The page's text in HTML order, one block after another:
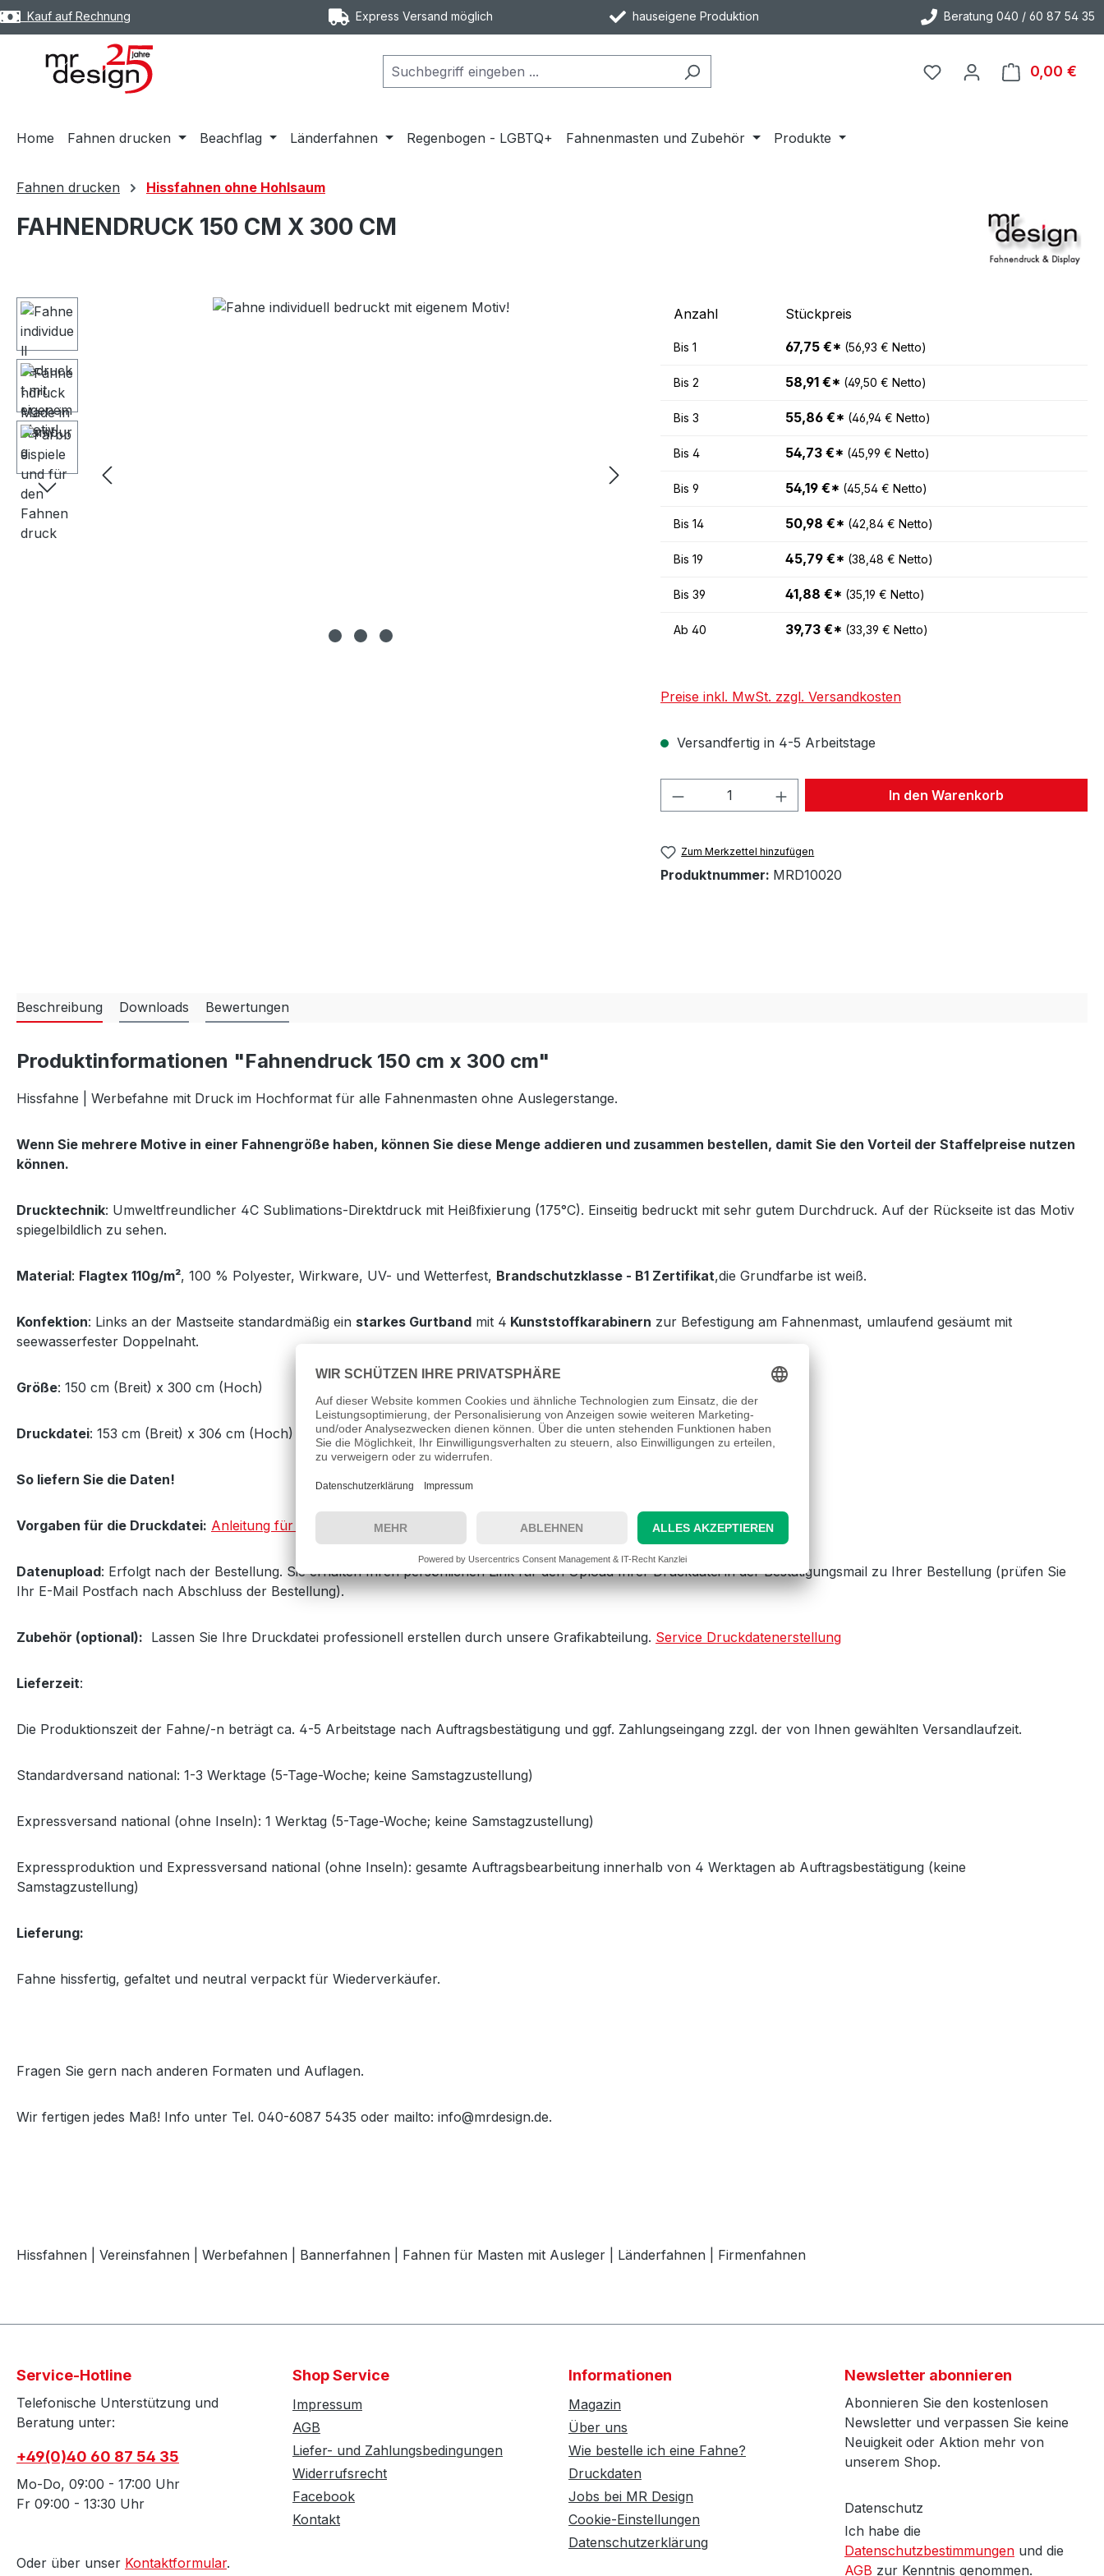
Hauptinhalt springen
Zur Suche springen
Zur Hauptnavigation springen
Kauf auf Rechnung Express Versand möglich hauseigene Produktion Beratung 040 / 60 87 54 35
0,00 €
Home Fahnen drucken Beachflag Länderfahnen Regenbogen - LGBTQ+ Fahnenmasten und Zubehör Produkte
Fahnen drucken Hissfahnen ohne Hohlsaum
FAHNENDRUCK 150 CM X 300 CM
Bildergalerie überspringen Anzahl Stückpreis
Bis 1 67,75 €* (56,93 € Netto)
Bis 2 58,91 €* (49,50 € Netto)
Bis 3 55,86 €* (46,94 € Netto)
Bis 4 54,73 €* (45,99 € Netto)
Bis 9 54,19 €* (45,54 € Netto)
Bis 14 50,98 €* (42,84 € Netto)
Bis 19 45,79 €* (38,48 € Netto)
Bis 39 41,88 €* (35,19 € Netto)
Ab 40 39,73 €* (33,39 € Netto)
Preise inkl. MwSt. zzgl. Versandkosten
Versandfertig in 4-5 Arbeitstage
Produkt Anzahl: Gib den gewünschten Wert
In den Warenkorb
Zum Merkzettel hinzufügen
Produktnummer: MRD10020
Beschreibung Downloads Bewertungen
Produktinformationen "Fahnendruck 150 cm x 300 cm"
Hissfahne | Werbefahne mit Druck im Hochformat für alle Fahnenmasten ohne Auslegerstange.
Wenn Sie mehrere Motive in einer Fahnengröße haben, können Sie diese Menge addieren und zusammen bestellen, damit Sie den Vorteil der Staffelpreise nutzen
können.
Drucktechnik: Umweltfreundlicher 4C Sublimations-Direktdruck mit Heißfixierung (175°C). Einseitig bedruckt mit sehr gutem Durchdruck. Auf der Rückseite ist das Motiv
spiegelbildlich zu sehen.
Material: Flagtex 110g/m², 100 % Polyester, Wirkware, UV- und Wetterfest, Brandschutzklasse - B1 Zertifikat,die Grundfarbe ist weiß.
Konfektion: Links an der Mastseite standardmäßig ein starkes Gurtband mit 4 Kunststoffkarabinern zur Befestigung am Fahnenmast, umlaufend gesäumt mit
seewasserfester Doppelnaht.
Größe: 150 cm (Breit) x 300 cm (Hoch)
Druckdatei: 153 cm (Breit) x 306 cm (Hoch)
So liefern Sie die Daten!
Vorgaben für die Druckdatei: Anleitung für die Druckdatei (bitte hier klicken)!
Datenupload: Erfolgt nach der Bestellung. Sie erhalten Ihren persönlichen Link für den Upload Ihrer Druckdatei in der Bestätigungsmail zu Ihrer Bestellung (prüfen Sie
Ihr E-Mail Postfach nach Abschluss der Bestellung).
Zubehör (optional): Lassen Sie Ihre Druckdatei professionell erstellen durch unsere Grafikabteilung. Service Druckdatenerstellung
Lieferzeit:
Die Produktionszeit der Fahne/-n beträgt ca. 4-5 Arbeitstage nach Auftragsbestätigung und ggf. Zahlungseingang zzgl. der von Ihnen gewählten Versandlaufzeit.
Standardversand national: 1-3 Werktage (5-Tage-Woche; keine Samstagzustellung)
Expressversand national (ohne Inseln): 1 Werktag (5-Tage-Woche; keine Samstagzustellung)
Expressproduktion und Expressversand national (ohne Inseln): gesamte Auftragsbearbeitung innerhalb von 4 Werktagen ab Auftragsbestätigung (keine
Samstagzustellung)
Lieferung:
Fahne hissfertig, gefaltet und neutral verpackt für Wiederverkäufer.
Fragen Sie gern nach anderen Formaten und Auflagen.
Wir fertigen jedes Maß! Info unter Tel. 040-6087 5435 oder mailto: info@mrdesign.de.
Hissfahnen | Vereinsfahnen | Werbefahnen | Bannerfahnen | Fahnen für Masten mit Ausleger | Länderfahnen | Firmenfahnen
Service-Hotline
Telefonische Unterstützung und
Beratung unter:
+49(0)40 60 87 54 35
Mo-Do, 09:00 - 17:00 Uhr
Fr 09:00 - 13:30 Uhr
Oder über unser Kontaktformular.
Shop Service
Impressum
AGB
Liefer- und Zahlungsbedingungen
Widerrufsrecht
Facebook
Kontakt
Informationen
Magazin
Über uns
Wie bestelle ich eine Fahne?
Druckdaten
Jobs bei MR Design
Cookie-Einstellungen
Datenschutzerklärung
Newsletter abonnieren
Abonnieren Sie den kostenlosen
Newsletter und verpassen Sie keine
Neuigkeit oder Aktion mehr von
unserem Shop.
Datenschutz
Ich habe die
Datenschutzbestimmungen und die
AGB zur Kenntnis genommen.